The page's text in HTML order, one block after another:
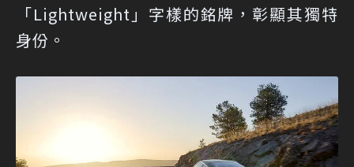
「Lightweight」字樣的銘牌，彰顯其獨特
身份。